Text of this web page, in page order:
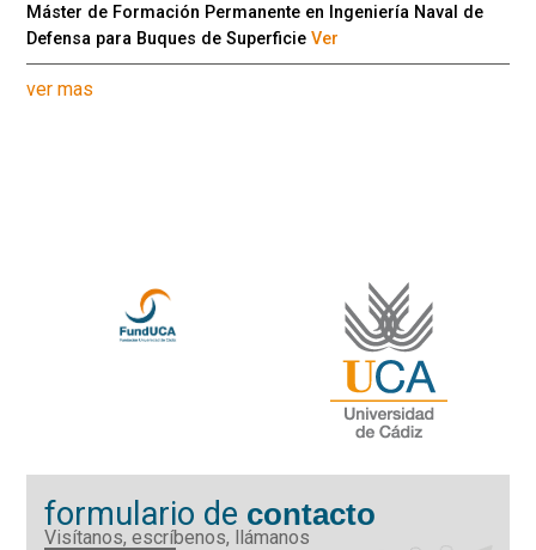
Máster de Formación Permanente en Ingeniería Naval de
Defensa para Buques de SuperficieVer
ver mas
formulario de contacto
Visítanos, escríbenos, llámanos